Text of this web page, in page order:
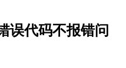
误代码不报错问